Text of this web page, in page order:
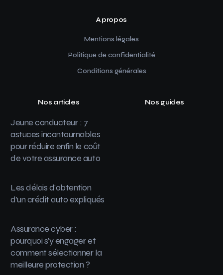
A propos
Mentions légales
Politique de confidentialité
Conditions générales
Nos articles
Jeune conducteur : 7
astuces incontournables
pour réduire enfin le coût
de votre assurance auto
Les délais d’obtention
d’un crédit auto expliqués
Assurance cyber :
pourquoi s’y engager et
comment sélectionner la
meilleure protection ?
Nos guides